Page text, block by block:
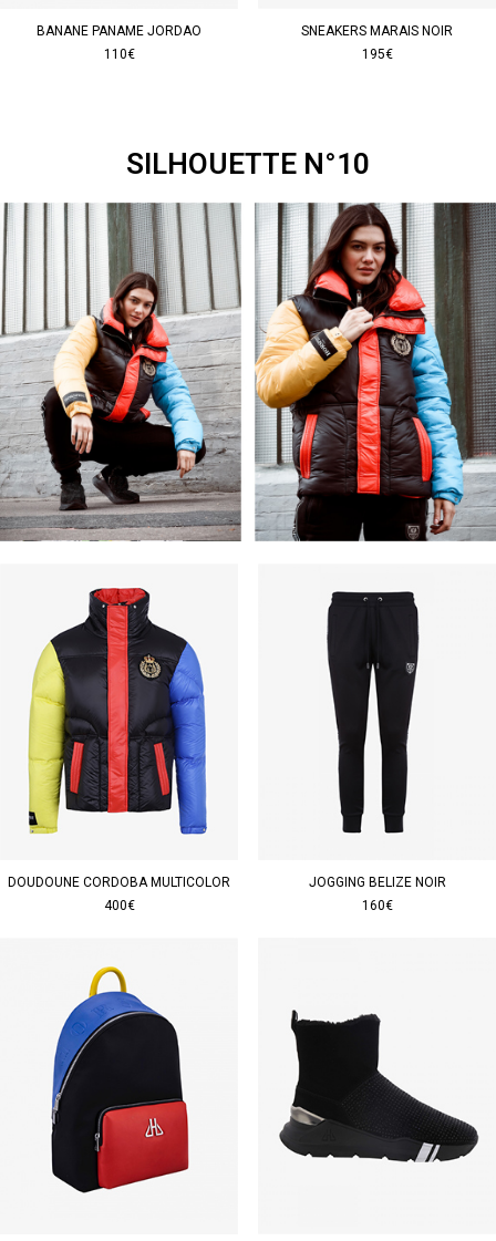
BANANE PANAME JORDAO
110€
SNEAKERS MARAIS NOIR
195€
SILHOUETTE N°10
DOUDOUNE CORDOBA MULTICOLOR
400€
JOGGING BELIZE NOIR
160€